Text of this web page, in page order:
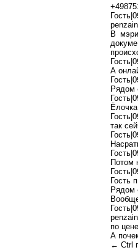
В
А
Рядом
Ёлочка
так
Потом
Гость
Рядом
по
А
← Ctrl